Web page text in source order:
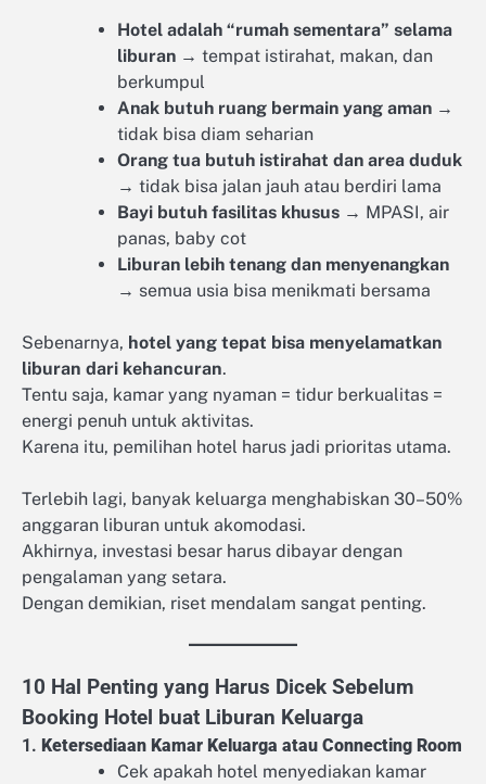
Hotel adalah “rumah sementara” selama
liburan → tempat istirahat, makan, dan
berkumpul
Anak butuh ruang bermain yang aman →
tidak bisa diam seharian
Orang tua butuh istirahat dan area duduk
→ tidak bisa jalan jauh atau berdiri lama
Bayi butuh fasilitas khusus → MPASI, air
panas, baby cot
Liburan lebih tenang dan menyenangkan
→ semua usia bisa menikmati bersama
Sebenarnya, hotel yang tepat bisa menyelamatkan
liburan dari kehancuran.
Tentu saja, kamar yang nyaman = tidur berkualitas =
energi penuh untuk aktivitas.
Karena itu, pemilihan hotel harus jadi prioritas utama.
Terlebih lagi, banyak keluarga menghabiskan 30–50%
anggaran liburan untuk akomodasi.
Akhirnya, investasi besar harus dibayar dengan
pengalaman yang setara.
Dengan demikian, riset mendalam sangat penting.
10 Hal Penting yang Harus Dicek Sebelum
Booking Hotel buat Liburan Keluarga
1. Ketersediaan Kamar Keluarga atau Connecting Room
Cek apakah hotel menyediakan kamar